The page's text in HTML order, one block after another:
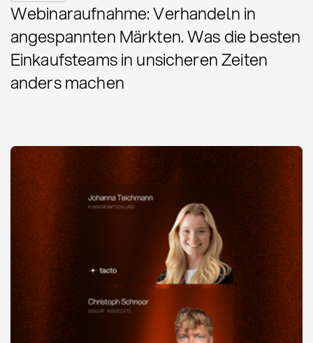
Webinaraufnahme: Verhandeln in
angespannten Märkten. Was die besten
Einkaufsteams in unsicheren Zeiten
anders machen